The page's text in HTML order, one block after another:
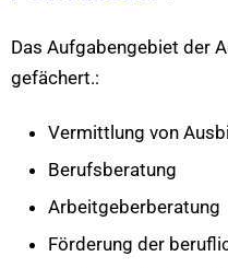
Das Aufgabengebiet der
gefächert.:
Vermittlung von
Berufsberatung
Arbeitgeberberatung
Förderung der